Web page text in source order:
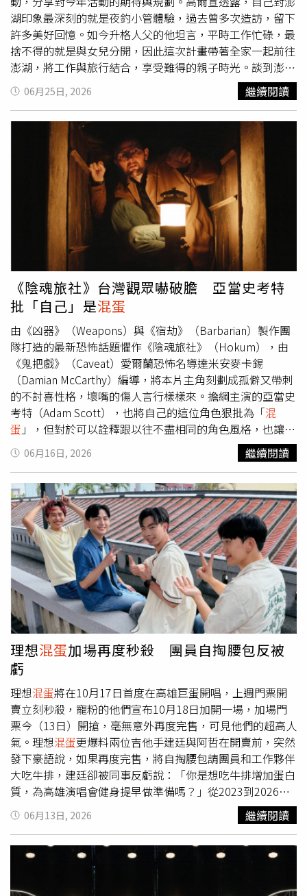
湖印象最深刻的就是夜釣小管體驗，過去曾多次造訪，留下
許多美好回憶。如今升格人父的他坦言，平時工作忙碌，最
捨不得的就是與女兒分開，因此這次計畫帶著全家一起前往
澎湖，將工作與旅行結合，享受難得的親子時光。談到澎湖
美食，高爾宣更是如數家珍，直呼演出結束後一定要大啖海
鮮及澎湖特色XO醬料理。身為鐵人三項愛好者的他，也對
澎湖各項運動賽事充滿興趣。當聽聞澎湖馬拉松補給站曾提
供龍蝦、花枝丸等在地美食時，立刻笑說相當心動，甚至萌
生報名參賽的念頭，更當場毛遂自薦，希望有機會擔任明年
澎湖秋季運動休閒觀光嘉年華代言人。「2026澎湖追風音
樂燈光節」將於9月12日至10月3日盛大登場，活動期間連
續四個周六於澎湖觀音亭舉辦演唱會。（圖／三立提供）首
次造訪澎湖的PIZZALI則表示，這次將與女友同行，兩人都
對澎湖的自然景色與在地文化充滿期待。他笑說，旅行結束
後還打算替自己安排一篇300字心得報告，記錄這趟特別的
旅程，也希望能把澎湖的美好分享給更多人。「2026澎湖
追風音樂燈光節」將於9月12日至10月3日盛大登場，活動
期間連續四個周六於澎湖觀音亭舉辦演唱會，並於9月13日
加碼一場演出，共計帶來五場巨星級音樂盛會。今年活動邀
集16組人氣與實力兼具的藝人接力演出，包括圭賢、盧廣
仲、周湯豪、玖壹壹、理想 混蛋、TRASH、宇宙人、高爾宣
OSN及安心亞等卡司輪番登台，透過不同風格的音樂演出，
陪伴民眾度過充滿海風與光影魅力的秋日時光。主辦單位也
邀請全台旅客走進澎湖，感受音樂、燈光與海島風情交織而
成的獨特魅力。
06月25日, 2026 繼續閱讀
《陰魂旅社》台灣觀眾嚇破膽 亞當史考特
批「自己」是混蛋
由《凶器》（Weapons）與《宿劫》（Barbarian）製作團
隊打造的最新恐怖話題懼作《陰魂旅社》（Hokum），由
《鬼把戲》（Caveat）愛爾蘭恐怖名導達米安麥卡錫
（Damian McCarthy）編導，將本片主角刻劃成孤僻又帶刺
的不討喜性格，壞嘴的傷人言行樣樣來。擔綱主演的亞當史
考特（Adam Scott），也將自己的這位角色狠批為「混
蛋 」，但對於可以詮釋跟以往不盡相同的角色風格，也讓他
直呼興奮！打造沉浸式心理恐懼的話題恐怖懼片《陰魂旅
社》，編導達米安麥卡錫觀察在多數恐怖片中，太常看到善
良性格的主角，讓觀眾自然擔心主角的安危，因此決定反其
道而行，刻意把本片主角刻劃成孤僻又帶刺的不討喜性格，
不僅回話刻薄，甚至還會出手傷人，他表示：「恐怖片的常
見做法，是讓你在乎角色，讓恐怖感能夠成立；但我當時在
想，如果把這件事反過來呢？如果主角是個不討喜的人會如
何？因為這傢伙確實不怎麼討喜，這讓我有點好奇，這樣做
會不會反而變得更加有趣？」他認為疏離的人設，不僅能夠
增添人物神秘感，還能讓觀眾期待主角遭到報應，讓劇情發
展變得更加有趣。擔綱《陰魂旅社》男主角的知名男星亞當
史考特，也狠批不討喜的主角性格：「他不只帶刺，根本就
是混蛋！」但對於時常演出喜劇作品的他，能詮釋不同以往
的人物風格，也表示：「我很喜歡混蛋角色的感覺，導演同
時寫出一個非常複雜的人物，而他之所以會變成這樣，其實
背後有著非常真實的原因。這次正好讓我可以好好沉浸在一
個不討喜的角色當中，深入挖掘行為背後的原因。」全新挑
戰也讓他直呼：「令人興奮！」值得一提的是，台灣片商在
上週搶先舉辦「午夜試膽特映會」，片中呈現的詭異視覺，
以及超驚悚氛圍營造，也讓搶看的觀眾嚇到紛紛給出盛讚：
「各種突發驚嚇讓人大呼暢快！」「壓迫窒息感滿分！」
「是近期最愛的恐怖片！」「嚇到一直大叫！」值得觀眾進
戲院親自體驗。本片劇情描述性格孤僻、不近人情的小說家
歐姆鮑曼（亞當史考特飾演），帶著父母骨灰，來到偏遠陰
鬱的愛爾蘭鄉間，重返父母曾經最幸福的地方。他入住父母
當年度蜜月的古老旅館，卻被旅館員工告知，這間旅館流傳
著一則禁忌傳說，有一位古老女巫，長期徘徊在「蜜月套
房」，而那間套房早就被封鎖並列為禁區，所有人都被警告
06月16日, 2026 繼續閱讀
理想混蛋加場再度秒殺 團員自掏腰包反被
虧
理想混蛋將在10月17日首度在高雄巨蛋開唱，上週門票開
賣立刻秒殺，寵粉的他們宣布10月18日加開一場，加場門
票今（13日）開搶，毫無意外再度完售，可見他們的超高人
氣。理想混蛋更爆料兩位吉他手建廷與阿哲在開賣前，突然
發下豪語說，如果再度完售，將自掏腰包請團員和工作夥伴
大吃牛排，建廷卻被同事反虧說：「你是想吃牛排增加蛋白
質，為高雄演唱會健身提早做準備嗎？」從2023到2026
年，連續四年從北流、高流、台北小巨蛋到現在的高雄巨
蛋，理想混蛋一步一腳印，一一解鎖北高最具指標的四大音
樂殿堂，每一次都開出完美的雙蛋黃，理想混蛋興奮表示：
「感謝過去一路以來的一切努力和小
們的支持，讓我們
可以一直一直創造美好的紀錄。」
06月13日, 2026 繼續閱讀